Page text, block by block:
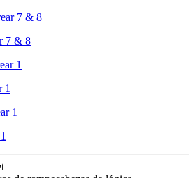
7 & 8
1